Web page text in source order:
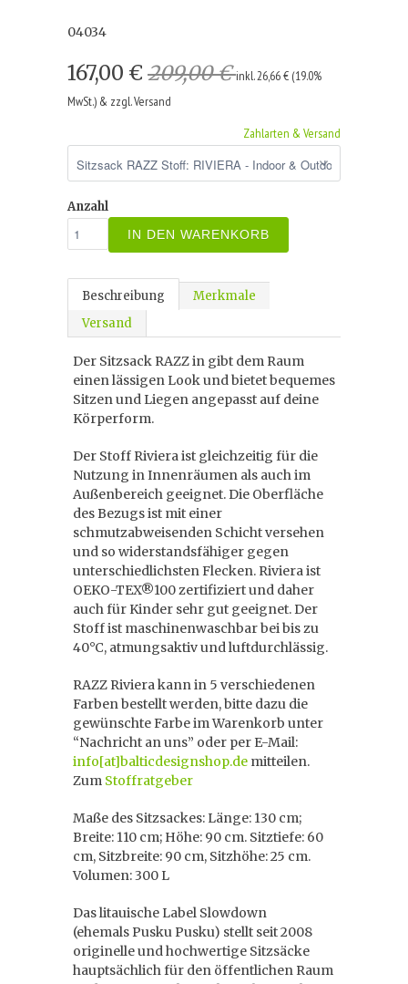
04034
167,00 € 209,00 €inkl. 26,66 € (19.0%
MwSt.) & zzgl. Versand
Zahlarten & Versand
Anzahl
IN DEN WARENKORB
Beschreibung
Merkmale
Versand
Der Sitzsack RAZZ in gibt dem Raum
einen lässigen Look und bietet bequemes
Sitzen und Liegen angepasst auf deine
Körperform.
Der Stoff Riviera ist gleichzeitig für die
Nutzung in Innenräumen als auch im
Außenbereich geeignet. Die Oberfläche
des Bezugs ist mit einer
schmutzabweisenden Schicht versehen
und so widerstandsfähiger gegen
unterschiedlichsten Flecken. Riviera ist
OEKO-TEX®100 zertifiziert und daher
auch für Kinder sehr gut geeignet. Der
Stoff ist maschinenwaschbar bei bis zu
40°C, atmungsaktiv und luftdurchlässig.
RAZZ Riviera kann in 5 verschiedenen
Farben bestellt werden, bitte dazu die
gewünschte Farbe im Warenkorb unter
“Nachricht an uns” oder per E-Mail:
info[at]balticdesignshop.de mitteilen.
Zum Stoffratgeber
Maße des Sitzsackes: Länge: 130 cm;
Breite: 110 cm; Höhe: 90 cm. Sitztiefe: 60
cm, Sitzbreite: 90 cm, Sitzhöhe: 25 cm.
Volumen: 300 L
Das litauische Label Slowdown
(ehemals Pusku Pusku) stellt seit 2008
originelle und hochwertige Sitzsäcke
hauptsächlich für den öffentlichen Raum